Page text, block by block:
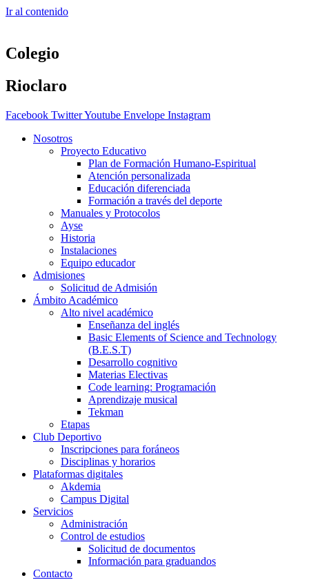
Ir al contenido
Colegio
Rioclaro
Facebook TwitterYoutube Envelope Instagram
Nosotros
Proyecto Educativo
Plan de Formación Humano-Espiritual
Atención personalizada
Educación diferenciada
Formación a través del deporte
Manuales y Protocolos
Ayse
Historia
Instalaciones
Equipo educador
Admisiones
Solicitud de Admisión
Ámbito Académico
Alto nivel académico
Enseñanza del inglés
Basic Elements of Science and Technology
(B.E.S.T)
Desarrollo cognitivo
Materias Electivas
Code learning: Programación
Aprendizaje musical
Tekman
Etapas
Club Deportivo
Inscripciones para foráneos
Disciplinas y horarios
Plataformas digitales
Akdemia
Campus Digital
Servicios
Administración
Control de estudios
Solicitud de documentos
Información para graduandos
Contacto